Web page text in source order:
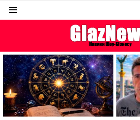
ОСТАННІ
СТАТТІ